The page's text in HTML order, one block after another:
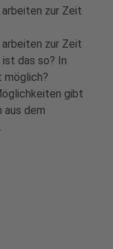
zur Zeit
zur Zeit
ist das so? In
möglich?
gibt
aus dem